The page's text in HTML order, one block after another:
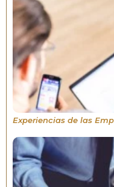
Experiencias de las